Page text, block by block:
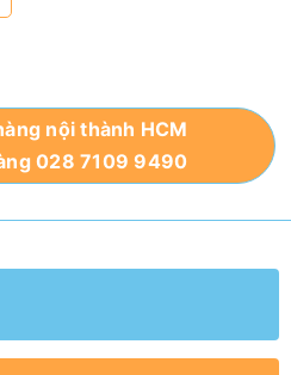
nội thành HCM
028 7109 9490